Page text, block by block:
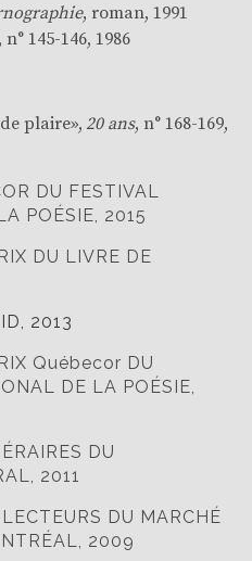
, roman, 1991
145-146, 1986
plaire», 20 ans, n° 168-169,
DU FESTIVAL
POÉSIE, 2015
DU LIVRE DE
2013
Québecor DU
DE LA POÉSIE,
DU
2011
DU MARCHÉ
2009